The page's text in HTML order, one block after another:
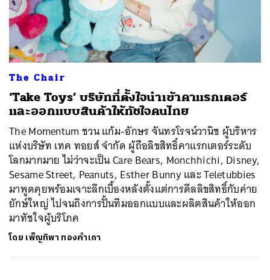
The Chair
‘Take Toys’ บริษัทที่ตั้งใจนำเข้าคาแรกเตอร์
และออกแบบสินค้าให้ทัชใจคนไทย
The Momentum ชวน แก้ม-อักษร จันทรโรจน์วานิช ผู้บริหาร
แห่งบริษัท เทค ทอยส์ จำกัด ผู้ถือลิขสิทธิ์คาแรกเตอร์ระดับ
โลกมากมาย ไม่ว่าจะเป็น Care Bears, Monchhichi, Disney,
Sesame Street, Peanuts, Esther Bunny และ Teletubbies
มาพูดคุยพร้อมเจาะลึกเบื้องหลังตั้งแต่การดีลลิขสิทธิ์กับค่าย
ยักษ์ใหญ่ ไปจนถึงการปั้นทีมออกแบบและผลิตสินค้าให้ออก
มาทัชใจผู้บริโภค
โดย เพ็ญทิพา ทองคำเภา
ค้นหา
SHARE